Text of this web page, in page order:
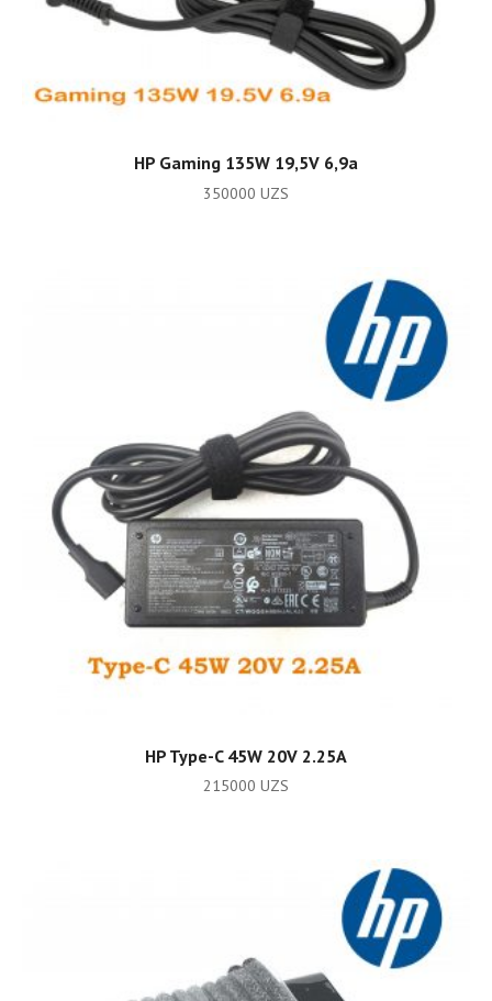
ADD TO CART
HP Gaming 135W 19,5V 6,9a
350000 UZS
ADD TO CART
HP Type-C 45W 20V 2.25A
215000 UZS